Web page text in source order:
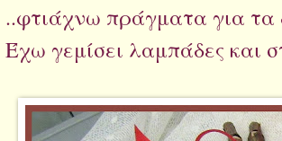
..φτιάχνω πράγματα για
Έχω γεμίσει λαμπάδες και